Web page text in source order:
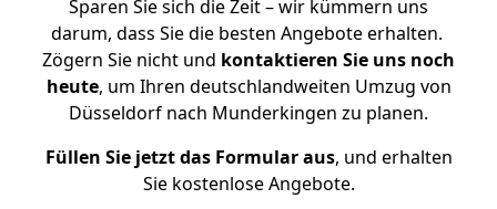
Sparen Sie sich die Zeit – wir kümmern uns
darum, dass Sie die besten Angebote erhalten.
Zögern Sie nicht und kontaktieren Sie uns noch
heute, um Ihren deutschlandweiten Umzug von
Düsseldorf nach Munderkingen zu planen.
Füllen Sie jetzt das Formular aus, und erhalten
Sie kostenlose Angebote.